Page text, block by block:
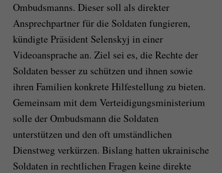
Ombudsmanns. Dieser soll als direkter
Ansprechpartner für die Soldaten fungieren,
kündigte Präsident Selenskyj in einer
Videoansprache an. Ziel sei es, die Rechte der
Soldaten besser zu schützen und ihnen sowie
ihren Familien konkrete Hilfestellung zu bieten.
Gemeinsam mit dem Verteidigungsministerium
solle der Ombudsmann die Soldaten
unterstützen und den oft umständlichen
Dienstweg verkürzen. Bislang hatten ukrainische
Soldaten in rechtlichen Fragen keine direkte